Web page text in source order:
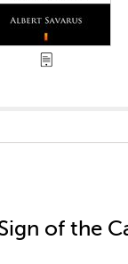
of the